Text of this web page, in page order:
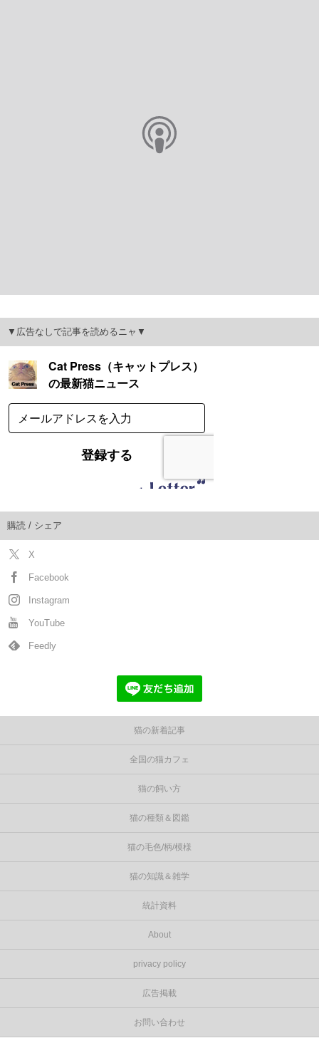
▼広告なしで記事を読めるニャ▼
購読 / シェア
X
Facebook
Instagram
YouTube
Feedly
猫の新着記事
全国の猫カフェ
猫の飼い方
猫の種類＆図鑑
猫の毛色/柄/模様
猫の知識＆雑学
統計資料
About
privacy policy
広告掲載
お問い合わせ